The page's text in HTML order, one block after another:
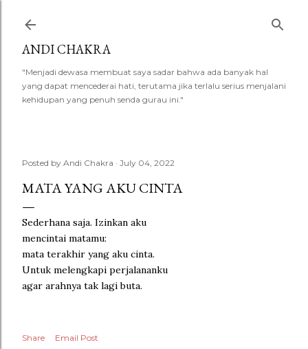
ANDI CHAKRA
"Menjadi dewasa membuat saya sadar bahwa ada banyak hal
yang dapat mencederai hati, terutama jika terlalu serius menjalani
kehidupan yang penuh senda gurau ini."
Posted by Andi Chakra July 04, 2022
MATA YANG AKU CINTA
Sederhana saja. Izinkan aku
mencintai matamu:
mata terakhir yang aku cinta.
Untuk melengkapi perjalananku
agar arahnya tak lagi buta.
Share Email Post